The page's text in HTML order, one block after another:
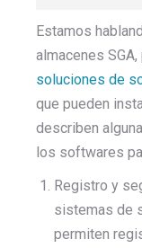
Estamos
almacenes
soluciones de
que pueden
describen
los softwares
Registro y
sistemas de
permiten